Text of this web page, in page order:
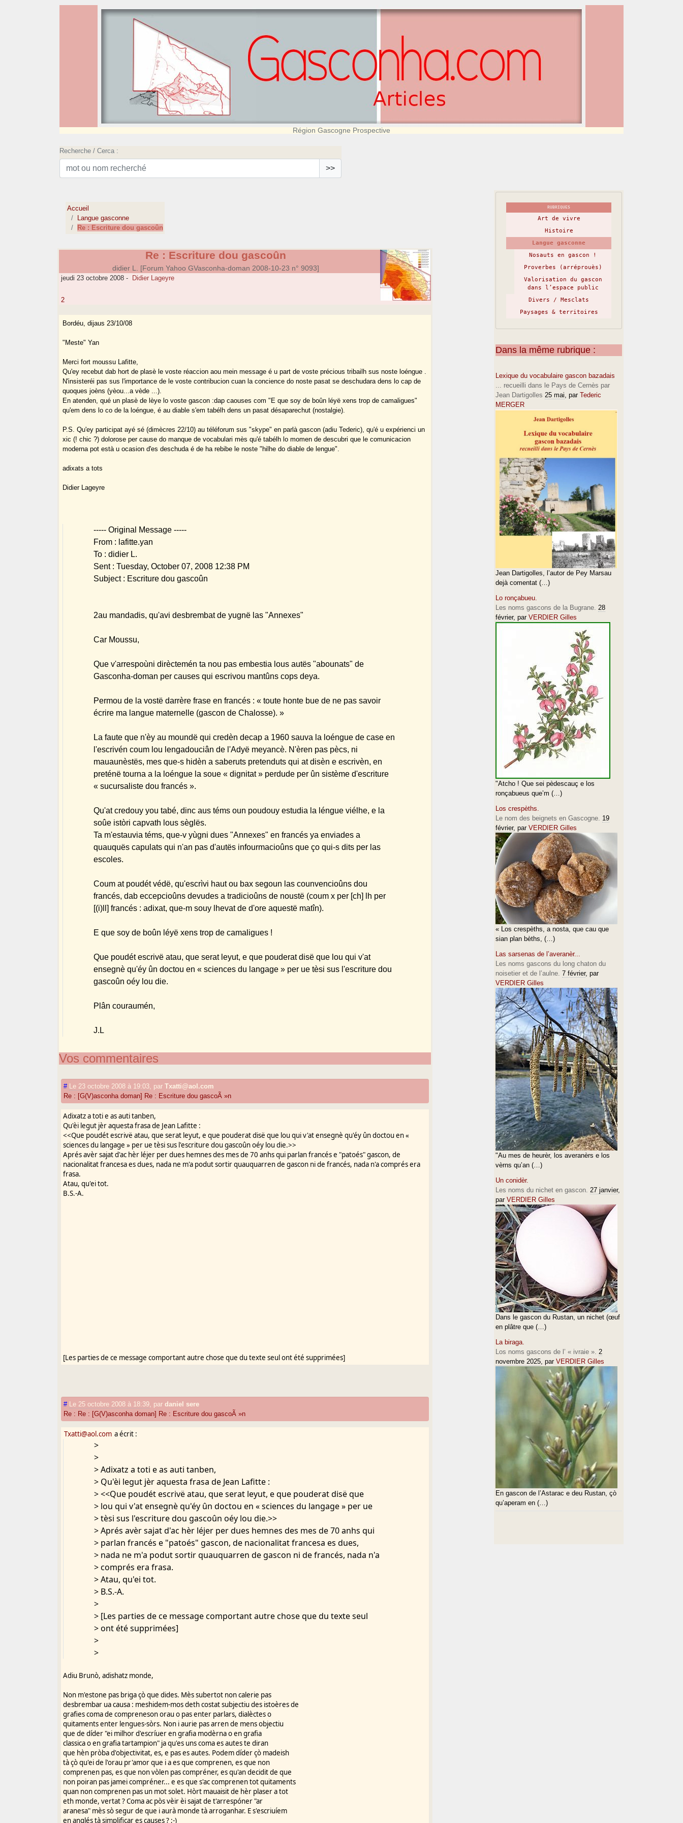
Région Gascogne Prospective
Recherche / Cerca :
>>
Accueil
Langue gasconne
Re : Escriture dou gascoûn
Re : Escriture dou gascoûn
didier L. [Forum Yahoo GVasconha-doman 2008-10-23 n° 9093]
jeudi 23 octobre 2008 - Didier Lageyre
2
Bordéu, dijaus 23/10/08
"Meste" Yan
Merci fort moussu Lafitte,
Qu'ey recebut dab hort de plasè le voste réaccion aou mein message é u part de voste précious tribailh sus noste loéngue .
N'insisteréi pas sus l'importance de le voste contribucion cuan la concience do noste pasat se deschudara dens lo cap de
quoques joèns (yèou...a vède ...).
En atenden, qué un plasè de lèye lo voste gascon :dap caouses com "E que soy de boûn léyë xens trop de camaligues"
qu'em dens lo co de la loéngue, é au diable s'em tabélh dens un pasat désaparechut (nostalgie).
P.S. Qu'ey participat ayé sé (dimècres 22/10) au téléforum sus "skype" en parlà gascon (adiu Tederic), qu'é u expérienci un
xic (! chic ?) dolorose per cause do manque de vocabulari mès qu'é tabélh lo momen de descubri que le comunicacion
moderna pot està u ocasion d'es deschuda é de ha rebibe le noste "hilhe do diable de lengue".
adixats a tots
Didier Lageyre
----- Original Message -----
From : lafitte.yan
To : didier L.
Sent : Tuesday, October 07, 2008 12:38 PM
Subject : Escriture dou gascoûn
2au mandadis, qu'avi desbrembat de yugnë las "Annexes"
Car Moussu,
Que v'arrespoùni dirèctemén ta nou pas embestia lous autës "abounats" de
Gasconha-doman per causes qui escrivou mantûns cops deya.
Permou de la vostë darrère frase en francés : « toute honte bue de ne pas savoir
écrire ma langue maternelle (gascon de Chalosse). »
La faute que n'èy au moundë qui credèn decap a 1960 sauva la loéngue de case en
l'escrivén coum lou lengadouciân de l'Adyë meyancè. N'èren pas pècs, ni
mauaunèstës, mes que-s hidèn a saberuts pretenduts qui at disèn e escrivèn, en
preténë tourna a la loéngue la soue « dignitat » perdude per ûn sistème d'escriture
« sucursaliste dou francés ».
Qu'at credouy you tabé, dinc aus téms oun poudouy estudia la léngue viélhe, e la
soûe istòri capvath lous sèglës.
Ta m'estauvia téms, que-v yùgni dues "Annexes" en francés ya enviades a
quauquës capulats qui n'an pas d'autës infourmacioûns que ço qui-s dits per las
escoles.
Coum at poudét védë, qu'escrìvi haut ou bax segoun las counvencioûns dou
francés, dab eccepcioûns devudes a tradicioûns de noustë (coum x per [ch] lh per
[(i)ll] francés : adixat, que-m souy lhevat de d'ore aquestë matîn).
E que soy de boûn léyë xens trop de camaligues !
Que poudét escrivë atau, que serat leyut, e que pouderat disë que lou qui v'at
ensegnè qu'éy ûn doctou en « sciences du langage » per ue tèsi sus l'escriture dou
gascoûn oéy lou die.
Plân couraumén,
J.L
Vos commentaires
# Le 23 octobre 2008 à 19:03 parTxatti@aol.com
Re : [G(V)asconha doman] Re : Escriture dou gascoÃ »n
Adixatz a toti e as auti tanben,
Qu'èi legut jèr aquesta frasa de Jean Lafitte :
<<Que poudét escrivë atau, que serat leyut, e que pouderat disë que lou qui v'at ensegnè qu'éy ûn doctou en «
sciences du langage » per ue tèsi sus l'escriture dou gascoûn oéy lou die.>>
Aprés avèr sajat d'ac hèr léjer per dues hemnes des mes de 70 anhs qui parlan francés e "patoés" gascon, de
nacionalitat francesa es dues, nada ne m'a podut sortir quauquarren de gascon ni de francés, nada n'a comprés era
frasa.
Atau, qu'ei tot.
B.S.-A.
[Les parties de ce message comportant autre chose que du texte seul ont été supprimées]
# Le 25 octobre 2008 à 18:39 pardaniel sere
Re : Re : [G(V)asconha doman] Re : Escriture dou gascoÃ »n
Txatti@aol.com a écrit :
>
>
> Adixatz a toti e as auti tanben,
> Qu'èi legut jèr aquesta frasa de Jean Lafitte :
> <<Que poudét escrivë atau, que serat leyut, e que pouderat disë que
> lou qui v'at ensegnè qu'éy ûn doctou en « sciences du langage » per ue
> tèsi sus l'escriture dou gascoûn oéy lou die.>>
> Aprés avèr sajat d'ac hèr léjer per dues hemnes des mes de 70 anhs qui
> parlan francés e "patoés" gascon, de nacionalitat francesa es dues,
> nada ne m'a podut sortir quauquarren de gascon ni de francés, nada n'a
> comprés era frasa.
> Atau, qu'ei tot.
> B.S.-A.
>
> [Les parties de ce message comportant autre chose que du texte seul
> ont été supprimées]
>
>
Adiu Brunò, adishatz monde,
Non m'estone pas briga çò que dides. Mès subertot non calerie pas
desbrembar ua causa : meshidem-mos deth costat subjectiu des istoères de
grafies coma de compreneson orau o pas enter parlars, dialèctes o
quitaments enter lengues-sòrs. Non i aurie pas arren de mens objectiu
que de díder "ei milhor d'escríuer en grafia modèrna o en grafia
classica o en grafia tartampion" ja qu'es uns coma es autes te diran
que hèn pròba d'objectivitat, es, e pas es autes. Podem díder çò madeish
tà çò qu'ei de l'orau pr'amor que i a es que comprenen, es que non
comprenen pas, es que non vòlen pas compréner, es qu'an decidit de que
non poiran pas jamei compréner... e es que s'ac comprenen tot quitaments
quan non comprenen pas un mot solet. Hòrt mauaisit de hèr plaser a tot
eth monde, vertat ? Coma ac pòs vèir èi sajat de t'arrespóner "ar
aranesa" mès sò segur de que i aurà monde tà arroganhar. E s'escriuíem
en anglés tà simplificar es causes ? ;-)
RUBRIQUES
Art de vivre
Histoire
Langue gasconne
Nosauts en gascon !
Proverbes (arréprouès)
Valorisation du gascon
dans l’espace public
Divers / Mesclats
Paysages & territoires
Dans la même rubrique :
Lexique du vocabulaire gascon bazadais
... recueilli dans le Pays de Cernès par
Jean Dartigolles 25 mai, par Tederic
MERGER
Jean Dartigolles, l’autor de Pey Marsau
dejà comentat (…)
Lo ronçabueu.
Les noms gascons de la Bugrane. 28
février, par VERDIER Gilles
"Atcho ! Que sei pèdescauç e los
ronçabueus que’m (…)
Los crespèths.
Le nom des beignets en Gascogne. 19
février, par VERDIER Gilles
« Los crespèths, a nosta, que cau que
sian plan bèths, (…)
Las sarsenas de l’averanèr...
Les noms gascons du long chaton du
noisetier et de l’aulne. 7 février, par
VERDIER Gilles
"Au mes de heurèr, los averanèrs e los
vèrns qu’an (…)
Un conidèr.
Les noms du nichet en gascon. 27 janvier,
par VERDIER Gilles
Dans le gascon du Rustan, un nichet (œuf
en plâtre que (…)
La biraga.
Los noms gascons de l’ « ivraie ». 2
novembre 2025, par VERDIER Gilles
En gascon de l’Astarac e deu Rustan, çò
qu’aperam en (…)